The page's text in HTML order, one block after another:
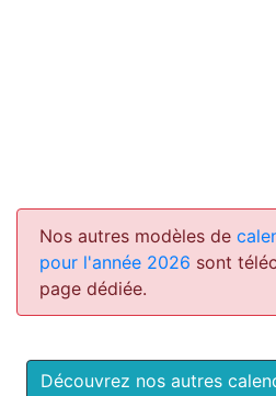
Nos autres modèles de
pour l'année 2026 sont
page dédiée.
Découvrez nos autres